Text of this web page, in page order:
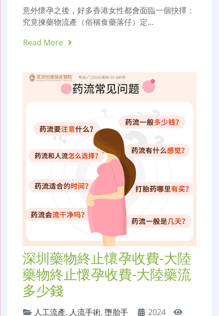
意外懷孕之後，好多香港女性都會面臨一個抉擇：
究竟揀藥物流產（俗稱食藥落仔）定…
Read More
深圳藥物終止懷孕收費-大陸
藥物終止懷孕收費-大陸藥流
多少錢
人工流產, 人流手術, 墮胎手
2024